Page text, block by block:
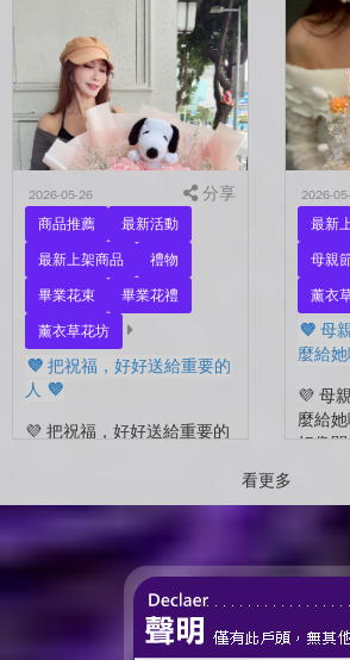
另一半，是一直默默支持你
的家人，還是那個努力生活
的自己？ 花，不一定要等
到特別的人才能收到。...
好 💜
在拍
花束
時光
定有
試...
2026-05-26 分享
商品推薦
最新活動
最新上架商品
禮物
畢業花束
畢業花禮
薰衣草花坊
💜 把祝福，好好送給重要的
人 💜
💜 把祝福，好好送給重要的
很多，準備往下一段生活前
進的人。 那些一起走過的
時間、一起熬過的日常，到
2026-
最新
母親
薰衣
💜 母
麼給她
💜 母
麼給
好像
看更多